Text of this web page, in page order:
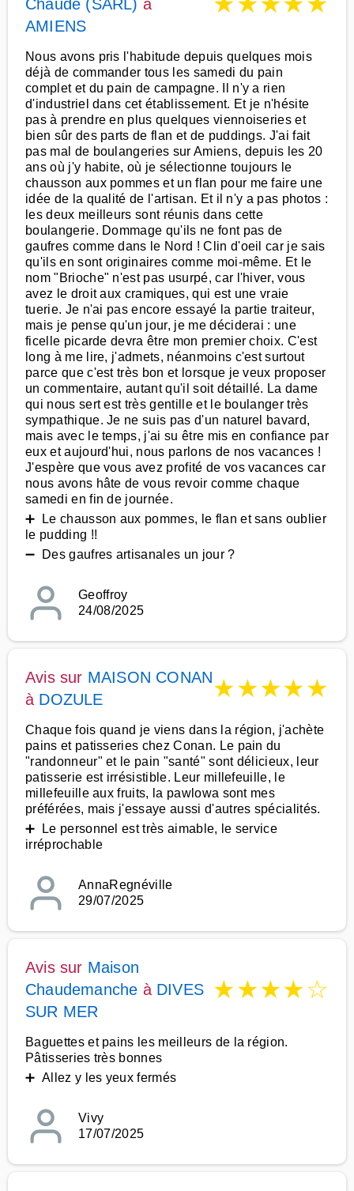
Chaude (SARL) à
AMIENS
Nous avons pris l'habitude depuis quelques mois
déjà de commander tous les samedi du pain
complet et du pain de campagne. Il n'y a rien
d'industriel dans cet établissement. Et je n'hésite
pas à prendre en plus quelques viennoiseries et
bien sûr des parts de flan et de puddings. J'ai fait
pas mal de boulangeries sur Amiens, depuis les 20
ans où j'y habite, où je sélectionne toujours le
chausson aux pommes et un flan pour me faire une
idée de la qualité de l'artisan. Et il n'y a pas photos :
les deux meilleurs sont réunis dans cette
boulangerie. Dommage qu'ils ne font pas de
gaufres comme dans le Nord ! Clin d'oeil car je sais
qu'ils en sont originaires comme moi-même. Et le
nom "Brioche" n'est pas usurpé, car l'hiver, vous
avez le droit aux cramiques, qui est une vraie
tuerie. Je n'ai pas encore essayé la partie traiteur,
mais je pense qu'un jour, je me déciderai : une
ficelle picarde devra être mon premier choix. C'est
long à me lire, j'admets, néanmoins c'est surtout
parce que c'est très bon et lorsque je veux proposer
un commentaire, autant qu'il soit détaillé. La dame
qui nous sert est très gentille et le boulanger très
sympathique. Je ne suis pas d'un naturel bavard,
mais avec le temps, j'ai su être mis en confiance par
eux et aujourd'hui, nous parlons de nos vacances !
J'espère que vous avez profité de vos vacances car
nous avons hâte de vous revoir comme chaque
samedi en fin de journée.
➕ Le chausson aux pommes, le flan et sans oublier
le pudding !!
➖ Des gaufres artisanales un jour ?
Geoffroy
24/08/2025
Avis sur MAISON CONAN
à DOZULE ★★★★★
Chaque fois quand je viens dans la région, j'achète
pains et patisseries chez Conan. Le pain du
"randonneur" et le pain "santé" sont délicieux, leur
patisserie est irrésistible. Leur millefeuille, le
millefeuille aux fruits, la pawlowa sont mes
préférées, mais j'essaye aussi d'autres spécialités.
➕ Le personnel est très aimable, le service
irréprochable
AnnaRegnéville
29/07/2025
Avis sur Maison
Chaudemanche à DIVES
SUR MER
★★★★☆
Baguettes et pains les meilleurs de la région.
Pâtisseries très bonnes
➕ Allez y les yeux fermés
Vivy
17/07/2025